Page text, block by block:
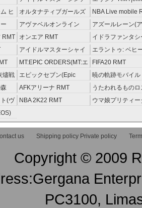
約制）
レラガールズ(モバマス)
RMT
RMT
ヒ
)
オルタナティブガールズ
RMT
NBA Live mobile
アヴァベルオンライン
RMT
アズールレーン(
RMT
RMT オンエア RMT
イドラファンタシ
ーサーガ RMT
アイドルマスターシャイ
ニーカラーズ(シャニマス)
RMT
エラントゥ: ベヒ
ピリット RMT
MT:EPIC ORDERS(MT:エ
ピック・オーダーズ)
RMT
FIFA20 RMT
燼戦
エピックセブン(Epic
Seven) RMT
暁の軌跡モバイル
伝説 ） RMT
AFKアリーナ RMT
うたわれるもの
ラグ(ロスフラ)
(ヴ
NBA 2K22 RMT
ウマ娘プリティー
us Shipping policy Private policy
Copyright © 2009
PC3100,